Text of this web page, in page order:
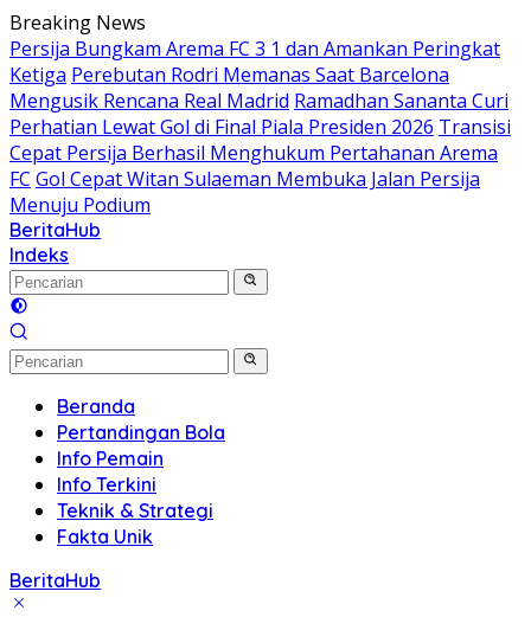
Langsung
ke
konten
Breaking News
Persija Bungkam Arema FC 3 1 dan Amankan Peringkat
Ketiga Perebutan Rodri Memanas Saat Barcelona
Mengusik Rencana Real Madrid Ramadhan Sananta Curi
Perhatian Lewat Gol di Final Piala Presiden 2026 Transisi
Cepat Persija Berhasil Menghukum Pertahanan Arema
FC Gol Cepat Witan Sulaeman Membuka Jalan Persija
Menuju Podium
BeritaHub
Indeks
Beranda
Pertandingan Bola
Info Pemain
Info Terkini
Teknik & Strategi
Fakta Unik
BeritaHub